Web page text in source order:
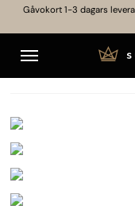
Gåvokort 1-3 dagars